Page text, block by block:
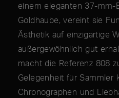
einem eleganten 37-mm-
Goldhaube, vereint sie
Ästhetik auf einzigartige
außergewöhnlich gut
macht die Referenz 808
Gelegenheit für Sammler
Chronographen und